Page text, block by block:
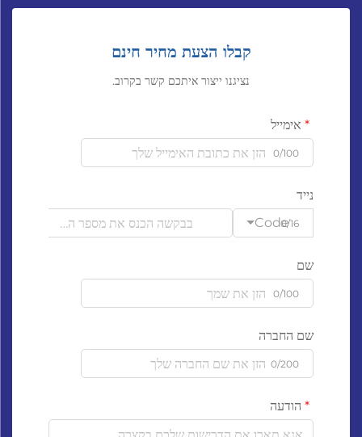
קבלו הצעת מחיר חינם
נציגנו ייצור איתכם קשר בקרוב.
אימייל
0/100
נייד
Code0/16
שם
0/100
שם החברה
0/200
הודעה